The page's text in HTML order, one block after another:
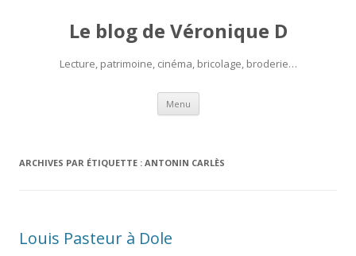
Le blog de Véronique D
Lecture, patrimoine, cinéma, bricolage, broderie…
Menu Aller
contenu
ARCHIVES PAR ÉTIQUETTE : ANTONIN CARLÈS
Louis Pasteur à Dole